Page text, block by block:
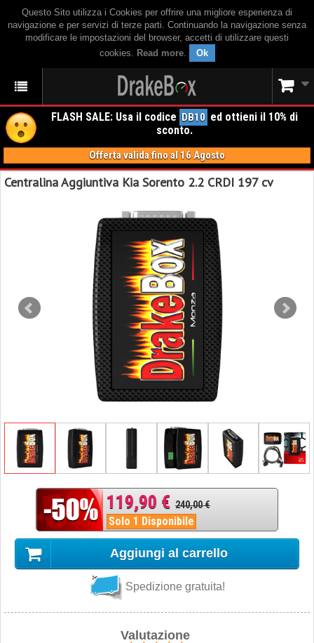
Questo Sito utilizza i Cookies per offrire una migliore esperienza di
navigazione e per servizi di terze parti. Continuando la navigazione senza
modificare le impostazioni del browser, accetti di utilizzare questi
cookies. Read more. Ok
FLASH SALE: Usa il codice DB10 ed ottieni il 10% di
sconto.
Offerta valida fino al 16 Agosto
Centralina Aggiuntiva Kia Sorento 2.2 CRDI 197 cv
119,90 € 240,00 €
Solo 1 Disponibile
Aggiungi al carrello
Spedizione gratuita!
Valutazione